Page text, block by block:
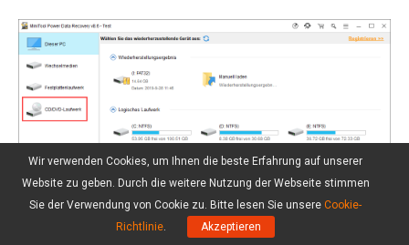
Wir verwenden Cookies, um Ihnen die beste Erfahrung auf unserer
Website zu geben. Durch die weitere Nutzung der Webseite stimmen
Sie der Verwendung von Cookie zu. Bitte lesen Sie unsere Cookie-
Richtlinie. Akzeptieren